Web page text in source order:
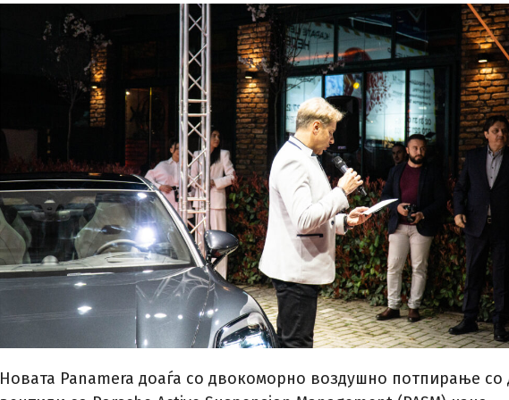
Новата Panamera доаѓа со двокоморно воздушно потпирање со